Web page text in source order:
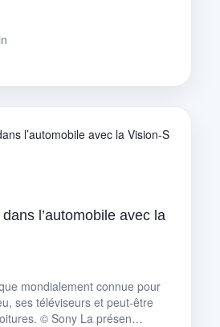
l’automobile avec la
mondialement connue pour
ses téléviseurs et peut-être
© Sony La présen…